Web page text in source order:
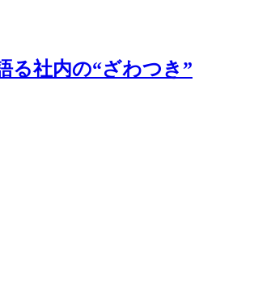
る社内の“ざわつき”